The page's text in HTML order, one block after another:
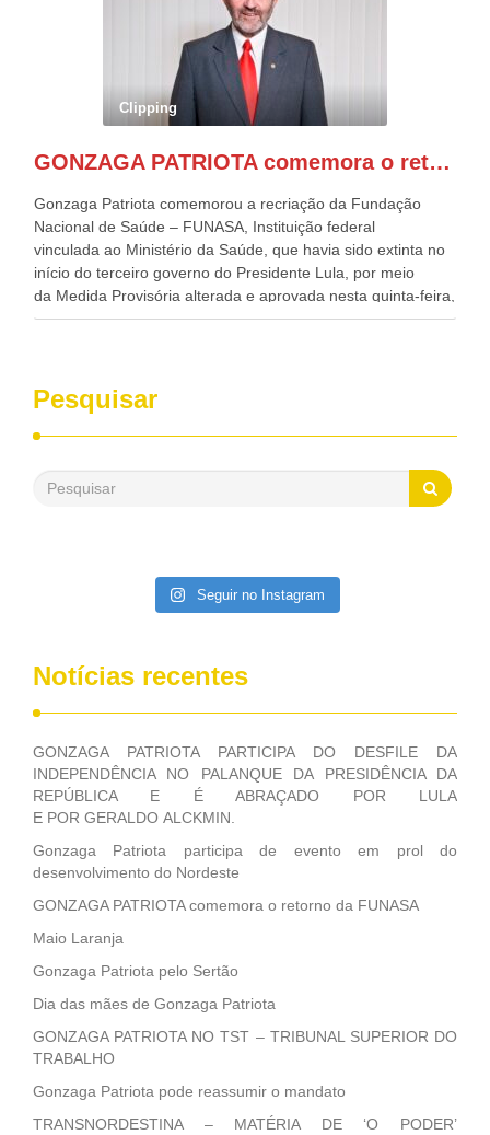
Desenvolvimento, Indústria, Comércio e Serviços, o ex
governador de Pernambuco, agora Presidente do Banco do
Nordeste, Paulo Câmara, o ex Deputado Federal, e
atualmente Superintendente da SUDENE, Danilo Cabral, da
Governadora de Pernambuco, Raquel Lyra, os ministros da
Casa Civil, Rui Costa, e da Integração e do Desenvolvimento
de todo Nordeste que também ajudam a fomentar o
Clipping
GONZAGA PATRIOTA comemora o retorno da FUNASA
Gonzaga Patriota comemorou a recriação da Fundação
Nacional de Saúde – FUNASA, Instituição federal
vinculada ao Ministério da Saúde, que havia sido extinta no
início do terceiro governo do Presidente Lula, por meio
da Medida Provisória alterada e aprovada nesta quinta-feira,
pelo Congresso Nacional. Gonzaga Patriota disse hoje em
desenvolvimento dos seus municípios e, somente o ano
passado, essa Fundação distribuiu mais de três bilhões de
reais, com suas maravilhosas ações, dentre alas, mais de
saneamento básico, em pequenas comunidades rurais.
Patriota disse ainda que, mesmo sem mandato,
Pesquisar
Seguir no Instagram
Notícias recentes
GONZAGA PATRIOTA PARTICIPA DO DESFILE DA
INDEPENDÊNCIA NO PALANQUE DA PRESIDÊNCIA DA
REPÚBLICA E É ABRAÇADO POR LULA
E POR GERALDO ALCKMIN.
Gonzaga Patriota participa de evento em prol do
desenvolvimento do Nordeste
GONZAGA PATRIOTA comemora o retorno da FUNASA
Maio Laranja
Gonzaga Patriota pelo Sertão
Dia das mães de Gonzaga Patriota
GONZAGA PATRIOTA NO TST – TRIBUNAL SUPERIOR DO
TRABALHO
Gonzaga Patriota pode reassumir o mandato
TRANSNORDESTINA – MATÉRIA DE ‘O PODER’